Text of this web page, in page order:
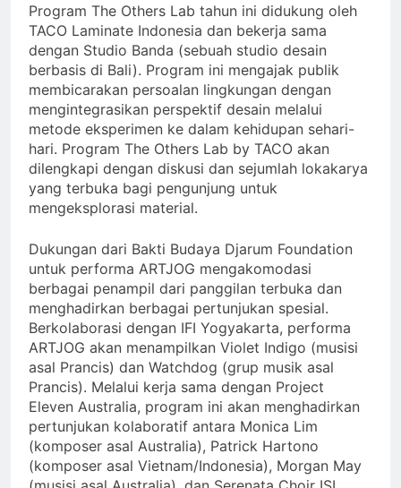
Program The Others Lab tahun ini didukung oleh
TACO Laminate Indonesia dan bekerja sama
dengan Studio Banda (sebuah studio desain
berbasis di Bali). Program ini mengajak publik
membicarakan persoalan lingkungan dengan
mengintegrasikan perspektif desain melalui
metode eksperimen ke dalam kehidupan sehari-
hari. Program The Others Lab by TACO akan
dilengkapi dengan diskusi dan sejumlah lokakarya
yang terbuka bagi pengunjung untuk
mengeksplorasi material.
Dukungan dari Bakti Budaya Djarum Foundation
untuk performa ARTJOG mengakomodasi
berbagai penampil dari panggilan terbuka dan
menghadirkan berbagai pertunjukan spesial.
Berkolaborasi dengan IFI Yogyakarta, performa
ARTJOG akan menampilkan Violet Indigo (musisi
asal Prancis) dan Watchdog (grup musik asal
Prancis). Melalui kerja sama dengan Project
Eleven Australia, program ini akan menghadirkan
pertunjukan kolaboratif antara Monica Lim
(komposer asal Australia), Patrick Hartono
(komposer asal Vietnam/Indonesia), Morgan May